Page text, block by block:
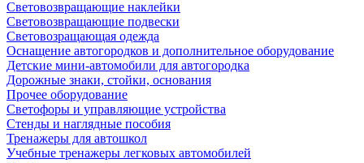
Световозвращающие наклейки
Световозвращающие подвески
Световозращающая одежда
Оснащение автогородков и дополнительное оборудование
Детские мини-автомобили для автогородка
Дорожные знаки, стойки, основания
Прочее оборудование
Светофоры и управляющие устройства
Стенды и наглядные пособия
Тренажеры для автошкол
Учебные тренажеры легковых автомобилей